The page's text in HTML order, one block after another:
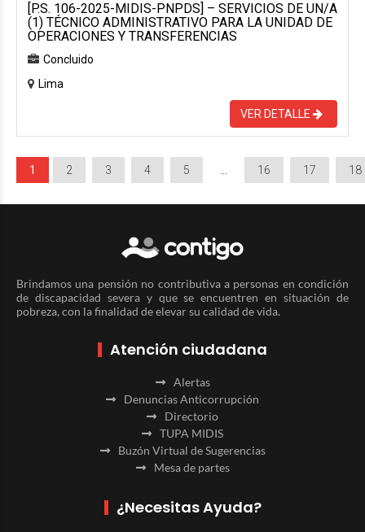
[P.S. 106-2025-MIDIS-PNPDS] – SERVICIOS DE UN/A
(1) TÉCNICO ADMINISTRATIVO PARA LA UNIDAD DE
OPERACIONES Y TRANSFERENCIAS
Concluido
Lima
VER DETALLE
1 2 3 4 5 16 17 18
Brindamos una pensión no contributiva a personas en condición
de discapacidad severa y que se encuentren en situación de
pobreza, con la finalidad de elevar su calidad de vida.
Atención ciudadana
Alertas
Denuncias Anticorrupción
Directorio
TUPA MIDIS
Buzón Virtual de Sugerencias
Mesa de partes
¿Necesitas Ayuda?